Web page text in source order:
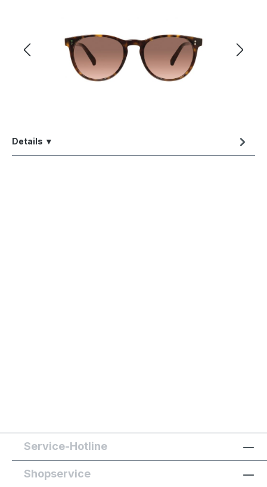
Details ▼
Service-Hotline
Shopservice